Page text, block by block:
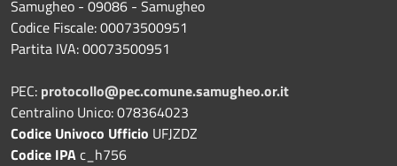
Samugheo - 09086 - Samugheo
Codice Fiscale: 00073500951
Partita IVA: 00073500951
PEC: protocollo@pec.comune.samugheo.or.it
Centralino Unico: 078364023
Codice Univoco Ufficio UFJZDZ
Codice IPAc_h756